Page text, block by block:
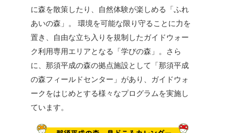
に森を散策したり、自然体験が楽しめる「ふれ
あいの森」。 環境を可能な限り守ることに力を
置き、自由な立ち入りを規制したガイドウォー
ク利用専用エリアとなる「学びの森」。さら
に、那須平成の森の拠点施設として「那須平成
の森フィールドセンター」があり、ガイドウォ
ークをはじめとする様々なプログラムを実施し
ています。